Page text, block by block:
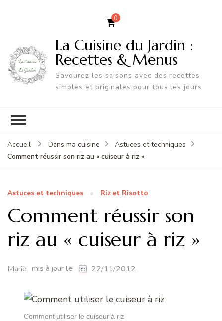
0
La Cuisine du Jardin :
Recettes & Menus
Savourez les saisons avec des recettes
simples et originales pour tous les jours
Accueil Dans ma cuisine
Astuces et techniques
Comment réussir son riz au « cuiseur à riz »
Astuces et techniques Riz et Risotto
Comment réussir son
riz au « cuiseur à riz »
Marie mis à jour le 22/11/2012
Comment utiliser le cuiseur à riz